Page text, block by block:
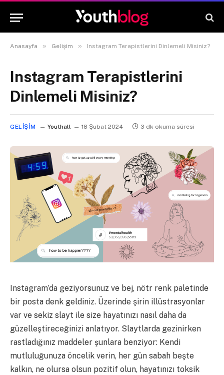
Anasayfa » Gelişim » Instagram Terapistlerini Dinlemeli Misiniz?
Instagram Terapistlerini
Dinlemeli Misiniz?
GELIŞIM Youthall 18 Şubat 2024 3 dk okuma süresi
Instagram’da geziyorsunuz ve bej, nötr renk paletinde
bir posta denk geldiniz. Üzerinde şirin illüstrasyonlar
var ve sekiz slayt ile size hayatınızı nasıl daha da
güzelleştireceğinizi anlatıyor. Slaytlarda gezinirken
rastladığınız maddeler şunlara benziyor: Kendi
mutluluğunuza öncelik verin, her gün sabah beşte
kalkın, ne olursa olsun pozitif olun, hayatınızı toksik